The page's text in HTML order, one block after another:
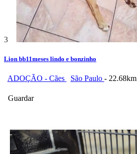
3
Lion bb11meses lindo e bonzinho
ADOÇÃO - Cães São Paulo - 22.68km
Guardar